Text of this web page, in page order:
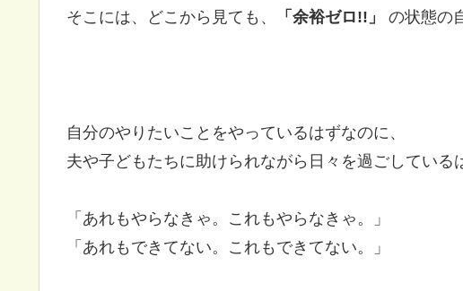
そこには、どこから見ても、 「余裕ゼロ!!」 の状態の
自分のやりたいことをやっているはずなのに、
夫や子どもたちに助けられながら日々を過ごしている
「あれもやらなきゃ。これもやらなきゃ。」
「あれもできてない。これもできてない。」